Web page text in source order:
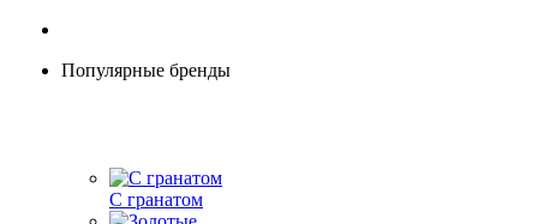
Популярные бренды
С гранатом